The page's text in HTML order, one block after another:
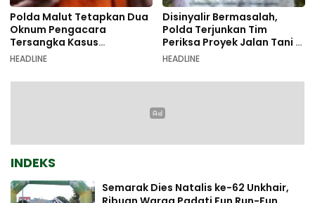
Polda Malut Tetapkan Dua
Oknum Pengacara
Tersangka Kasus
Pemalsuan Dokumen
HEADLINE
Disinyalir Bermasalah,
Polda Terjunkan Tim
Periksa Proyek Jalan Tani di
Galala
HEADLINE
INDEKS
Semarak Dies Natalis ke-62 Unkhair,